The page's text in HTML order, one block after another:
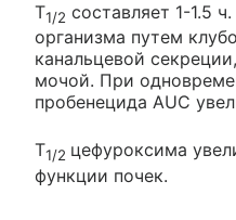
Т1/2 составляет 1-1.5
организма путем
канальцевой
мочой. При
пробенецида AUC
Т1/2 цефуроксима
функции почек.